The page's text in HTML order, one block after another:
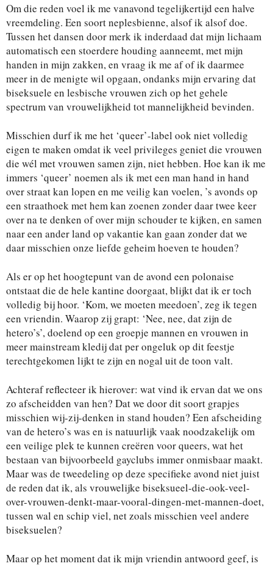
Om die reden voel ik me vanavond tegelijkertijd een halve
vreemdeling. Een soort neplesbienne, alsof ik alsof doe.
Tussen het dansen door merk ik inderdaad dat mijn lichaam
automatisch een stoerdere houding aanneemt, met mijn
handen in mijn zakken, en vraag ik me af of ik daarmee
meer in de menigte wil opgaan, ondanks mijn ervaring dat
biseksuele en lesbische vrouwen zich op het gehele
spectrum van vrouwelijkheid tot mannelijkheid bevinden.
Misschien durf ik me het ‘queer’-label ook niet volledig
eigen te maken omdat ik veel privileges geniet die vrouwen
die wél met vrouwen samen zijn, niet hebben. Hoe kan ik me
immers ‘queer’ noemen als ik met een man hand in hand
over straat kan lopen en me veilig kan voelen, ’s avonds op
een straathoek met hem kan zoenen zonder daar twee keer
over na te denken of over mijn schouder te kijken, en samen
naar een ander land op vakantie kan gaan zonder dat we
daar misschien onze liefde geheim hoeven te houden?
Als er op het hoogtepunt van de avond een polonaise
ontstaat die de hele kantine doorgaat, blijkt dat ik er toch
volledig bij hoor. ‘Kom, we moeten meedoen’, zeg ik tegen
een vriendin. Waarop zij grapt: ‘Nee, nee, dat zijn de
hetero’s’, doelend op een groepje mannen en vrouwen in
meer mainstream kledij dat per ongeluk op dit feestje
terechtgekomen lijkt te zijn en nogal uit de toon valt.
Achteraf reflecteer ik hierover: wat vind ik ervan dat we ons
zo afscheidden van hen? Dat we door dit soort grapjes
misschien wij-zij-denken in stand houden? Een afscheiding
van de hetero’s was en is natuurlijk vaak noodzakelijk om
een veilige plek te kunnen creëren voor queers, wat het
bestaan van bijvoorbeeld gayclubs immer onmisbaar maakt.
Maar was de tweedeling op deze specifieke avond niet juist
de reden dat ik, als vrouwelijke biseksueel-die-ook-veel-
over-vrouwen-denkt-maar-vooral-dingen-met-mannen-doet,
tussen wal en schip viel, net zoals misschien veel andere
biseksuelen?
Maar op het moment dat ik mijn vriendin antwoord geef, is